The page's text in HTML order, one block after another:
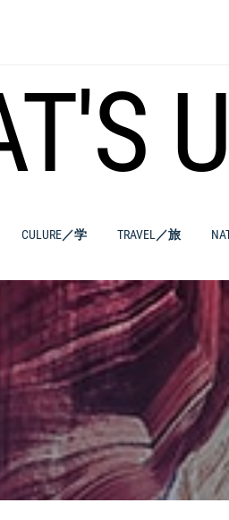
CULURE／学 TRAVEL／旅